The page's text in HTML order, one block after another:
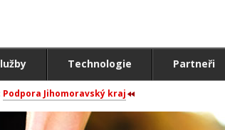
Technologie Partneři
Podpora Jihomoravský kraj